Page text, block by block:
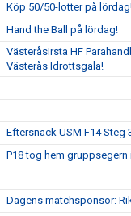
Köp 50/50-lotter på
Hand the Ball på lördag!
VästeråsIrsta HF
Västerås Idrottsgala!
Eftersnack USM F14 Steg
P18 tog hem gruppsegern
Dagens matchsponsor: